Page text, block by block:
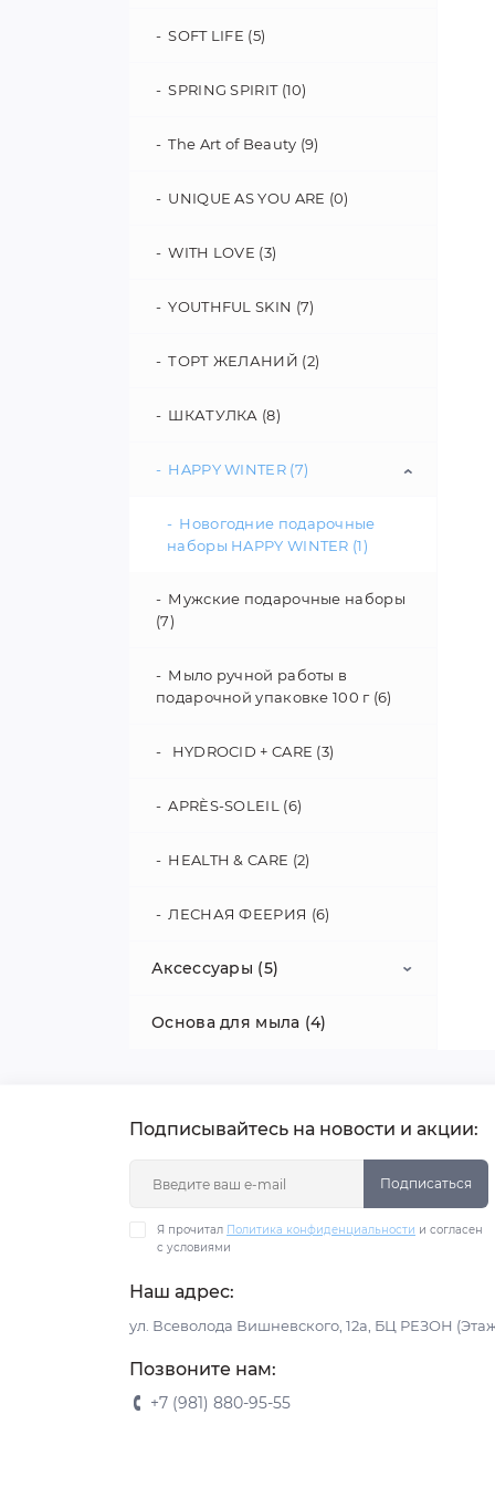
Сухие скрабы на основе кофе
тела (2)
Фито скрабы - сахарные 250 мл
Chérie (3)
Масло для тела SENSE OF
SOFT LIFE (5)
SPRING SPIRIT (10)
The Art of Beauty (9)
UNIQUE AS YOU ARE (0)
WITH LOVE (3)
YOUTHFUL SKIN (7)
ТОРТ ЖЕЛАНИЙ (2)
ШКАТУЛКА (8)
HAPPY WINTER (7)
Новогодние подарочные
наборы HAPPY WINTER (1)
Мужские подарочные наборы
(7)
Мыло ручной работы в
подарочной упаковке 100 г (6)
HYDROCID + CARE (3)
APRÈS-SOLEIL (6)
HEALTH & CARE (2)
ЛЕСНАЯ ФЕЕРИЯ (6)
Аксессуары (5)
Средства защиты и
Основа для мыла (4)
Подписывайтесь на новости и акции:
Подписаться
Я прочитал Политика конфиденциальности и согласен
с условиями
Наш адрес:
ул. Всеволода Вишневского, 12а, БЦ РЕЗОН
Позвоните нам:
+7 (981) 880-95-55